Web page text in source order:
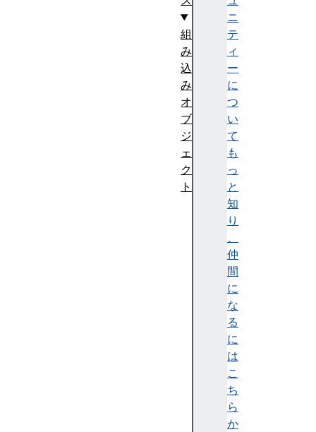
ニ
テ
ィ
ー
に
つ
い
て
も
っ
と
知
り
、
仲
間
に
な
る
に
は
こ
ち
ら
か
組
み
込
み
オ
ブ
ジ
ェ
ク
ト